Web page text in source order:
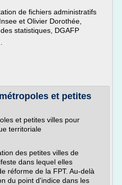
de fichiers administratifs
et Olivier Dorothée,
statistiques, DGAFP
et petites
et petites villes pour
territoriale
des petites villes de
dans lequel elles
réforme de la FPT. Au-delà
du point d'indice dans les